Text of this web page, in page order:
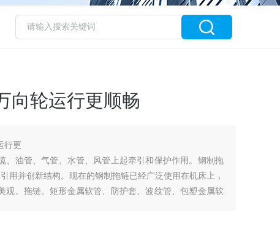
向轮运行更顺畅
行更
、油管、气管、水管、风管上起牵引和保护作用。钢制拖
用并创新结构。现在的钢制拖链已经广泛使用在机床上，
观。拖链、矩形金属软管、防护套、波纹管、包塑金属软